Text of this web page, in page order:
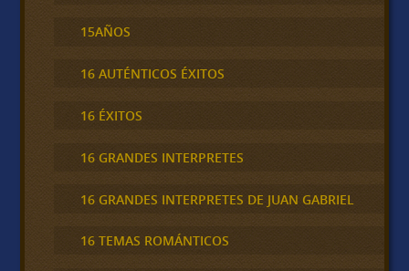
15AÑOS
16 AUTÉNTICOS ÉXITOS
16 ÉXITOS
16 GRANDES INTERPRETES
16 GRANDES INTERPRETES DE JUAN GABRIEL
16 TEMAS ROMÁNTICOS